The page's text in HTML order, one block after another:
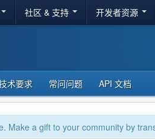
社区 & 支持 开发者资源
术要求 常问问题 API 文档
Make a gift to your community by